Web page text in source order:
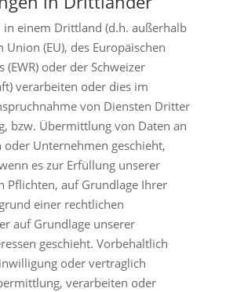
in einem Drittland (d.h. außerhalb
Union (EU), des Europäischen
oder der Schweizer
verarbeiten oder dies im
von Diensten Dritter
bzw. Übermittlung von Daten an
oder Unternehmen geschieht,
es zur Erfüllung unserer
Pflichten, auf Grundlage Ihrer
einer rechtlichen
auf Grundlage unserer
geschieht. Vorbehaltlich
oder vertraglich
verarbeiten oder